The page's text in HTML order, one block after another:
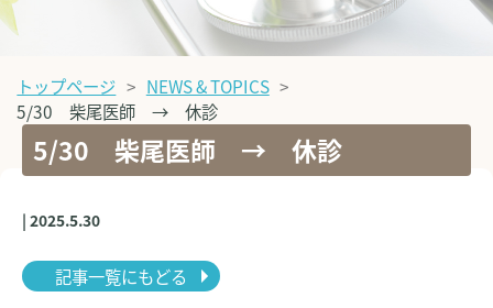
トップページ
NEWS & TOPICS
5/30 柴尾医師 → 休診
5/30 柴尾医師 → 休診
| 2025.5.30
記事一覧にもどる